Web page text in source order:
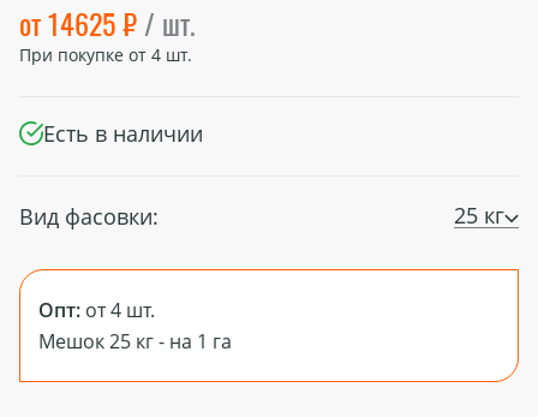
от 14625 ₽/ шт.
При покупке от 4 шт.
Есть в наличии
Вид фасовки: 25 кг
Опт: от 4 шт.
Мешок 25 кг - на 1 га